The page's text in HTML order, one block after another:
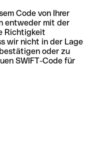
Code von Ihrer
entweder mit der
Richtigkeit
wir nicht in der Lage
oder zu
SWIFT-Code für